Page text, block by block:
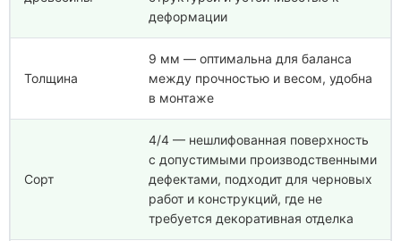
деформации
Толщина
9 мм — оптимальна для баланса
между прочностью и весом, удобна
в монтаже
Сорт
4/4 — нешлифованная поверхность
с допустимыми производственными
дефектами, подходит для черновых
работ и конструкций, где не
требуется декоративная отделка